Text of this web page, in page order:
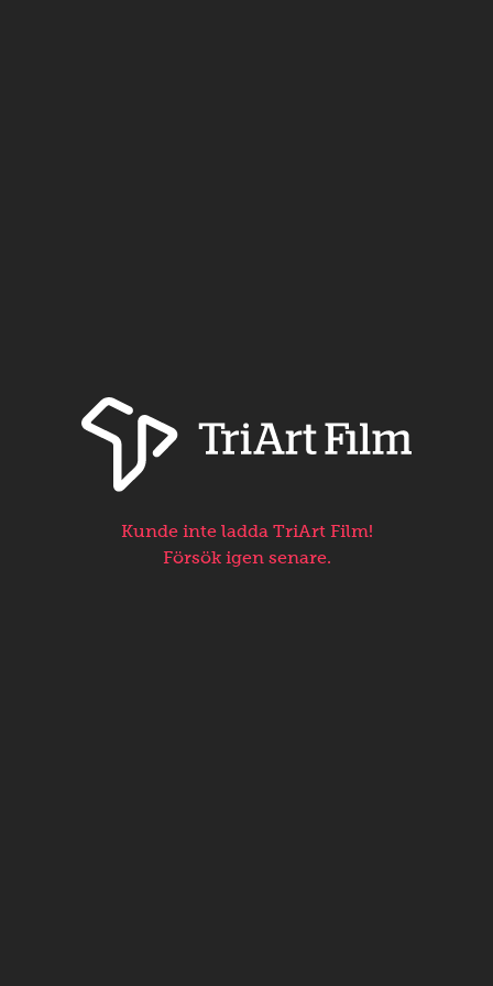
Kunde inte ladda TriArt Film!
Försök igen senare.